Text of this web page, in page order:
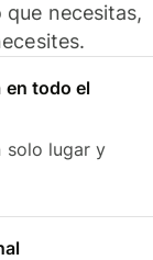
necesitas,
en todo el
solo lugar y